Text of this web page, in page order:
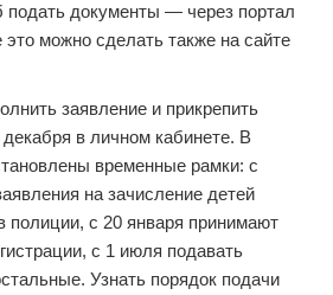
документы — через портал
можно сделать также на сайте
заявление и прикрепить
в личном кабинете. В
временные рамки: с
на зачисление детей
полиции, с 20 января принимают
с 1 июля подавать
Узнать порядок подачи